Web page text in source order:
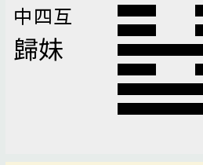
中四互
歸妹